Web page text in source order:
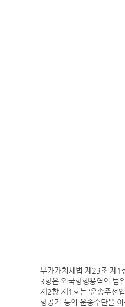
부가가치세법 제23조 제1
3항은 외국항행용역의 범
제2항 제1호는 ‘운송주선
항공기 등의 운송수단을